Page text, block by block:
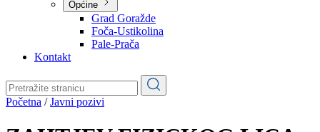
Obrazovanje
Općine
Pale-Prača
Kontakt